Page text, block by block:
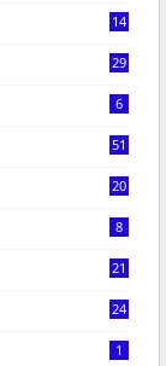
14
29
6
51
20
8
21
24
1